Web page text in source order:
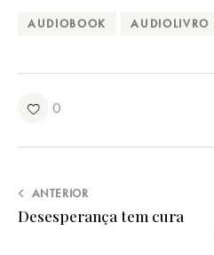
AUDIOBOOK AUDIOLIVRO
0
ANTERIOR
Desesperança tem cura